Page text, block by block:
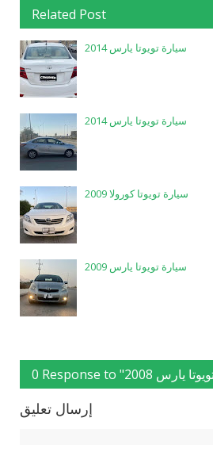
Related Post
سيارة تويوتا يارس 2014
سيارة تويوتا يارس 2014
سيارة تويوتا كورولا 2009
سيارة تويوتا يارس 2009
إرسال تعليق